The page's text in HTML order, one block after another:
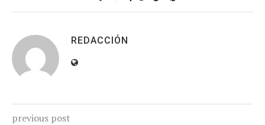
REDACCIÓN
previous post